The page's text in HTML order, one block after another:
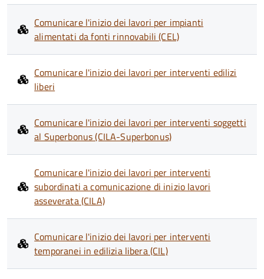
Comunicare l'inizio dei lavori per impianti
alimentati da fonti rinnovabili (CEL)
Comunicare l'inizio dei lavori per interventi edilizi
liberi
Comunicare l'inizio dei lavori per interventi soggetti
al Superbonus (CILA-Superbonus)
Comunicare l'inizio dei lavori per interventi
subordinati a comunicazione di inizio lavori
asseverata (CILA)
Comunicare l'inizio dei lavori per interventi
temporanei in edilizia libera (CIL)